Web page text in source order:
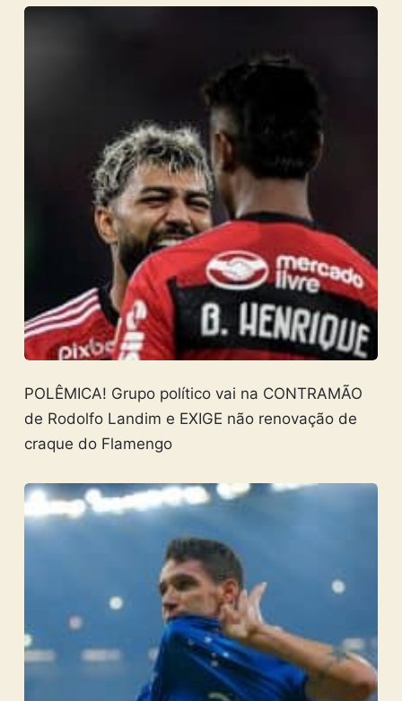
POLÊMICA! Grupo político vai na CONTRAMÃO
de Rodolfo Landim e EXIGE não renovação de
craque do Flamengo